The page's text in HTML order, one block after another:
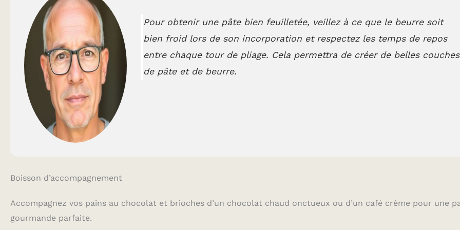
Pour obtenir une pâte bien feuilletée, veillez à ce que le beurre soit
bien froid lors de son incorporation et respectez les temps de repos
entre chaque tour de pliage. Cela permettra de créer de belles couches
de pâte et de beurre.
Boisson d’accompagnement
Accompagnez vos pains au chocolat et brioches d’un chocolat chaud onctueux ou d’un café crème pour une
gourmande parfaite.